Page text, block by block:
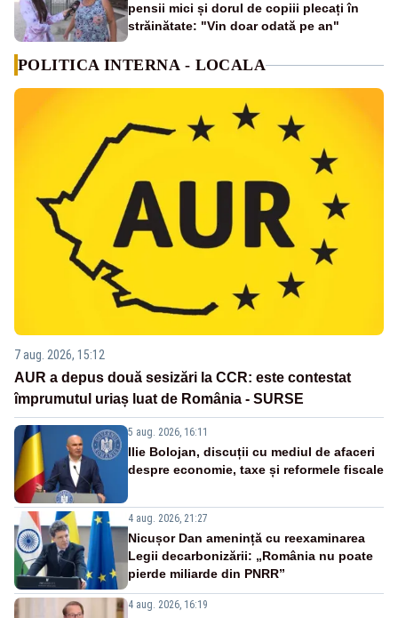
pensii mici și dorul de copiii plecați în
străinătate: "Vin doar odată pe an"
POLITICA INTERNA - LOCALA
7 aug. 2026, 15:12
AUR a depus două sesizări la CCR: este contestat
împrumutul uriaș luat de România - SURSE
5 aug. 2026, 16:11
Ilie Bolojan, discuții cu mediul de afaceri
despre economie, taxe și reformele fiscale
4 aug. 2026, 21:27
Nicușor Dan amenință cu reexaminarea
Legii decarbonizării: „România nu poate
pierde miliarde din PNRR”
4 aug. 2026, 16:19